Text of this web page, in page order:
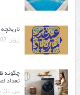
ژوئن 03, 2025
چگونه
تعداد
می 31, 2025